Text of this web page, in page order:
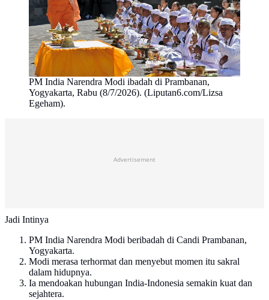
PM India Narendra Modi ibadah di Prambanan,
Yogyakarta, Rabu (8/7/2026). (Liputan6.com/Lizsa
Egeham).
Advertisement
Jadi Intinya
PM India Narendra Modi beribadah di Candi Prambanan,
Yogyakarta.
Modi merasa terhormat dan menyebut momen itu sakral
dalam hidupnya.
Ia mendoakan hubungan India-Indonesia semakin kuat dan
sejahtera.